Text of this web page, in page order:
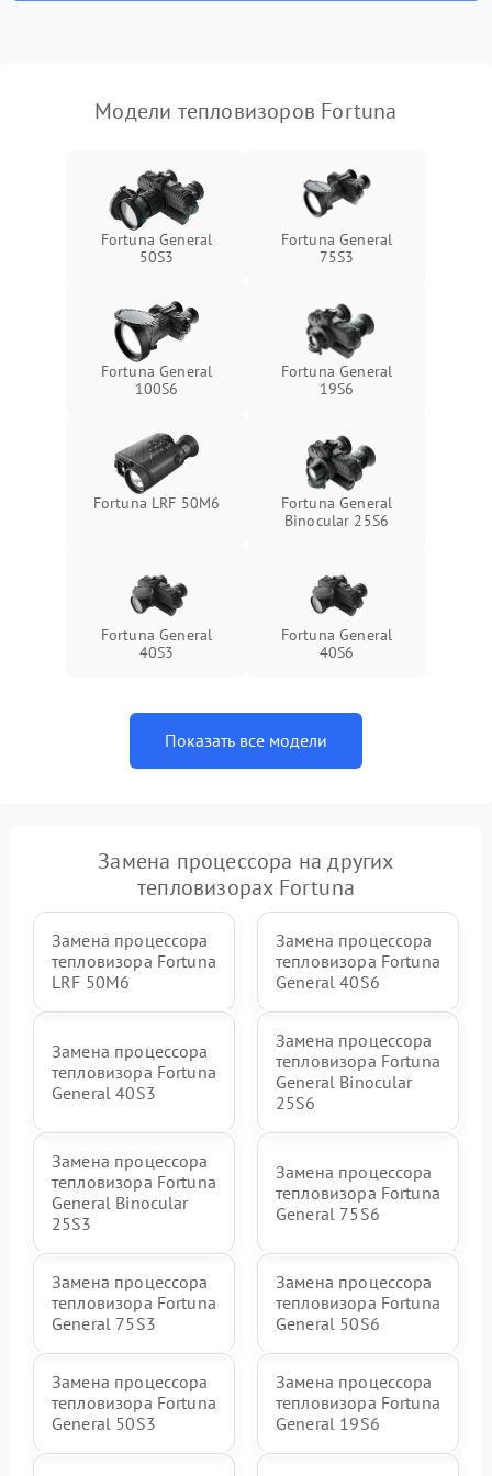
Модели тепловизоров Fortuna
Fortuna General
50S3
Fortuna General
75S3
Fortuna General
100S6
Fortuna General
19S6
Fortuna LRF 50M6
Fortuna General
Binocular 25S6
Fortuna General
40S3
Fortuna General
40S6
Показать все модели
Замена процессора на других
тепловизорах Fortuna
Замена процессора
тепловизора Fortuna
LRF 50M6
Замена процессора
тепловизора Fortuna
General 40S6
Замена процессора
тепловизора Fortuna
General 40S3
Замена процессора
тепловизора Fortuna
General Binocular
25S6
Замена процессора
тепловизора Fortuna
General Binocular
25S3
Замена процессора
тепловизора Fortuna
General 75S6
Замена процессора
тепловизора Fortuna
General 75S3
Замена процессора
тепловизора Fortuna
General 50S6
Замена процессора
тепловизора Fortuna
General 50S3
Замена процессора
тепловизора Fortuna
General 19S6